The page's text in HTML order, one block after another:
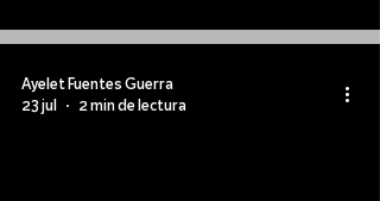
Surfing
Championship
Ayelet Fuentes Guerra
23 jul
2 min de lectura